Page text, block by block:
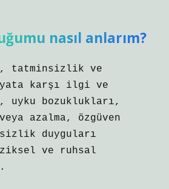
nasıl anlarım?
tatminsizlik ve
karşı ilgi ve
uyku bozuklukları,
azalma, özgüven
duyguları
ve ruhsal